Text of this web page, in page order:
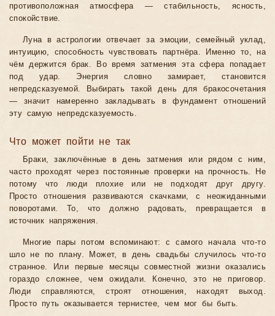
противоположная атмосфера — стабильность, ясность,
спокойствие.
Луна в астрологии отвечает за эмоции, семейный уклад,
интуицию, способность чувствовать партнёра. Именно то, на
чём держится брак. Во время затмения эта сфера попадает
под удар. Энергия словно замирает, становится
непредсказуемой. Выбирать такой день для бракосочетания
— значит намеренно закладывать в фундамент отношений
эту самую непредсказуемость.
Что может пойти не так
Браки, заключённые в день затмения или рядом с ним,
часто проходят через постоянные проверки на прочность. Не
потому что люди плохие или не подходят друг другу.
Просто отношения развиваются скачками, с неожиданными
поворотами. То, что должно радовать, превращается в
источник напряжения.
Многие пары потом вспоминают: с самого начала что-то
шло не по плану. Может, в день свадьбы случилось что-то
странное. Или первые месяцы совместной жизни оказались
гораздо сложнее, чем ожидали. Конечно, это не приговор.
Люди справляются, строят отношения, находят выход.
Просто путь оказывается тернистее, чем мог бы быть.